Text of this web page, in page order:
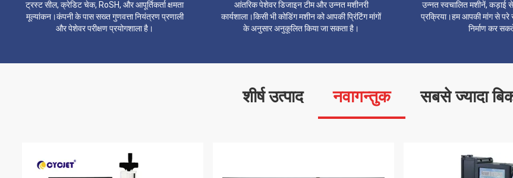
ट्रस्ट सील, क्रेडिट चेक, RoSH, और आपूर्तिकर्ता क्षमता
मूल्यांकन।कंपनी के पास सख्त गुणवत्ता नियंत्रण प्रणाली
और पेशेवर परीक्षण प्रयोगशाला है।
आंतरिक पेशेवर डिजाइन टीम और उन्नत मशीनरी
कार्यशाला।किसी भी कोडिंग मशीन को आपकी प्रिंटिंग मांगों
के अनुसार अनुकूलित किया जा सकता है।
उन्नत स्वचालित मशीनें, कड़ाई
प्रक्रिया।हम आपकी मांग से परे
निर्माण कर
शीर्ष उत्पाद नवागन्तुक सबसे ज्यादा